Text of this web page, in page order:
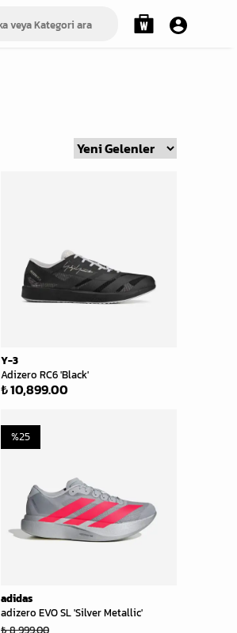
Y-3
Adizero RC6 'Black'
₺ 10,899.00
adidas
adizero EVO SL 'Silver Metallic'
%25